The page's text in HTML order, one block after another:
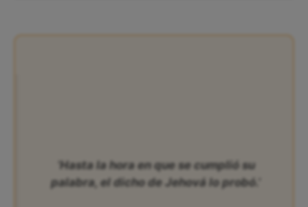
‘Hasta la hora en que se cumplió su
palabra, el dicho de Jehová lo probó.’